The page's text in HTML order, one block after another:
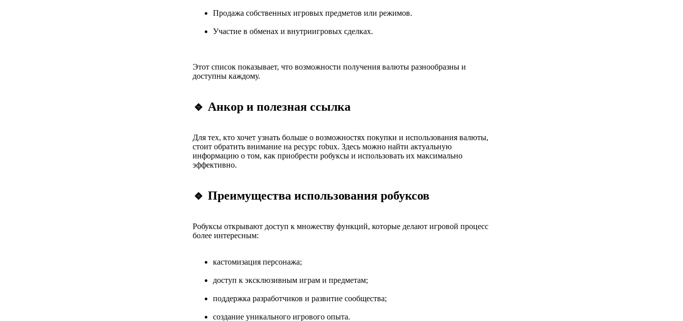
Продажа собственных игровых предметов или режимов.
Участие в обменах и внутриигровых сделках.
Этот список показывает, что возможности получения валюты разнообразны и
доступны каждому.
🔹 Анкор и полезная ссылка
Для тех, кто хочет узнать больше о возможностях покупки и использования валюты,
стоит обратить внимание на ресурс robux. Здесь можно найти актуальную
информацию о том, как приобрести робуксы и использовать их максимально
эффективно.
🔹 Преимущества использования робуксов
Робуксы открывают доступ к множеству функций, которые делают игровой процесс
более интересным:
кастомизация персонажа;
доступ к эксклюзивным играм и предметам;
поддержка разработчиков и развитие сообщества;
создание уникального игрового опыта.